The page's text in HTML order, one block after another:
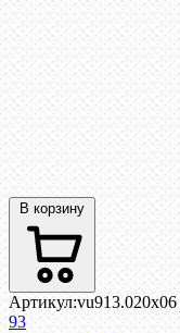
В корзину
Артикул:vu913.020x06
93